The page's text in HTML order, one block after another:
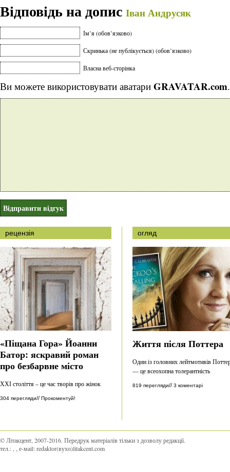
Відповідь на допис Іван Андрусяк
Ім’я (обов’язково)
Скринька (не публікується) (обов’язково)
Власна веб-сторінка
Ви можете використовувати аватари GRAVATAR.com.
рецензія
«Піщана Гора» Йоанни
Батор: яскравий роман
про безбарвне місто
ХХІ століття – це час творів про жінок
304 перегляди// Прокоментуй!
огляд
Життя після Поттера
Один із головних лейтмотивів
— це всеохопна толерантність
819 перегляди// 3 коментарі
© Літакцент, 2007-2016. Передрук матеріалів тільки з дозволу редакції.
тел.:
, е-маіl:redaktor(вухо)litakcent.com